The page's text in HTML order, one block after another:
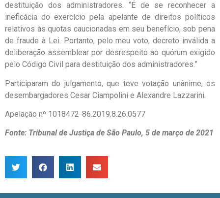
destituição dos administradores. “É de se reconhecer a
ineficácia do exercício pela apelante de direitos políticos
relativos às quotas caucionadas em seu benefício, sob pena
de fraude à Lei. Portanto, pelo meu voto, decreto inválida a
deliberação assemblear por desrespeito ao quórum exigido
pelo Código Civil para destituição dos administradores.”
Participaram do julgamento, que teve votação unânime, os
desembargadores Cesar Ciampolini e Alexandre Lazzarini.
Apelação nº 1018472-86.2019.8.26.0577
Fonte: Tribunal de Justiça de São Paulo, 5 de março de 2021